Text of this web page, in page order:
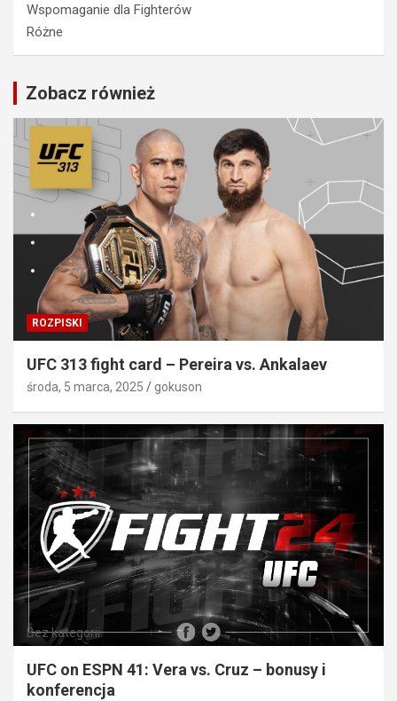
Wspomaganie dla Fighterów
Różne
Zobacz również
ROZPISKI
UFC 313 fight card – Pereira vs. Ankalaev
środa, 5 marca, 2025 gokuson
Bez kategorii
UFC on ESPN 41: Vera vs. Cruz – bonusy i
konferencja